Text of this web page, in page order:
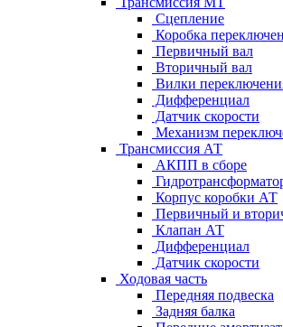
Сцепление
Коробка
Первичный вал
Вторичный вал
Вилки
Дифференциал
Датчик скорости
Механизм
Трансмиссия АТ
АКПП в сборе
Корпус коробки АТ
Первичный и
Клапан АТ
Дифференциал
Датчик скорости
Ходовая часть
Передняя подвеска
Задняя балка